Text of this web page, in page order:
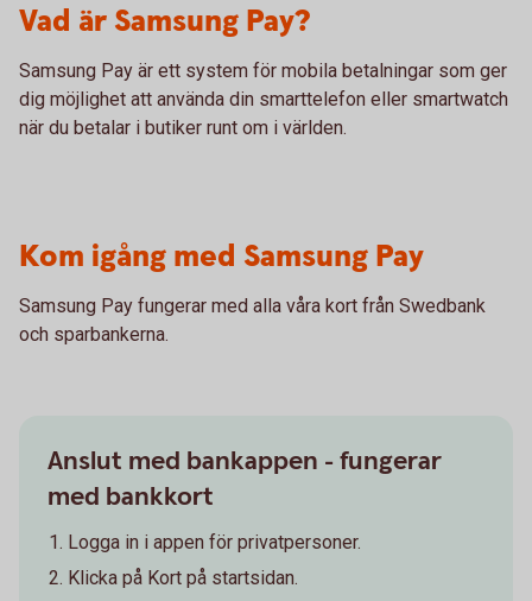
Vad är Samsung Pay?
Samsung Pay är ett system för mobila betalningar som ger
dig möjlighet att använda din smarttelefon eller smartwatch
när du betalar i butiker runt om i världen.
Kom igång med Samsung Pay
Samsung Pay fungerar med alla våra kort från Swedbank
och sparbankerna.
Anslut med bankappen - fungerar
med bankkort
Logga in i appen för privatpersoner.
Klicka på Kort på startsidan.